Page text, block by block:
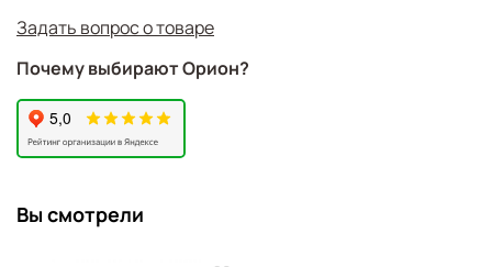
Задать вопрос о товаре
Почему выбирают Орион?
Вы смотрели